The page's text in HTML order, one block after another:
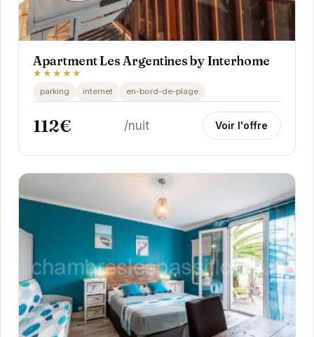
Apartment Les Argentines by Interhome
★★★★★
parking internet en-bord-de-plage
112€ /nuit Voir l'offre